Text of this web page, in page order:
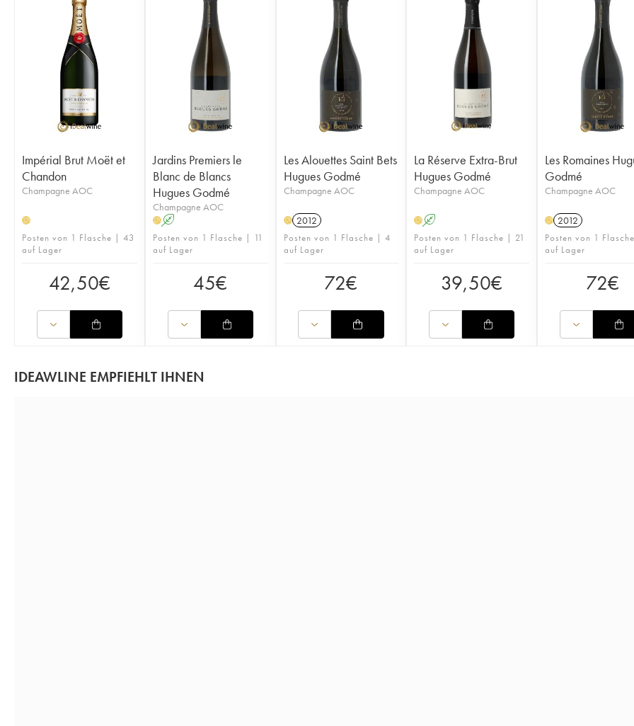
Impérial Brut Moët et
Chandon
Champagne AOC
H
Posten von 1 Flasche | 43
auf Lager
42,50€
Jardins Premiers le
Blanc de Blancs
Hugues Godmé
Champagne AOC
HA
Posten von 1 Flasche | 11
auf Lager
45€
Les Alouettes Saint Bets
Hugues Godmé
Champagne AOC
H 2012
Posten von 1 Flasche | 4
auf Lager
72€
La Réserve Extra-Brut
Hugues Godmé
Champagne AOC
H A
Posten von 1 Flasche | 21
auf Lager
39,50€
Les Romaines
Godmé
Champagne AOC
H 2012
Posten von 1
auf Lager
72€
IDEAWLINE EMPFIEHLT IHNEN